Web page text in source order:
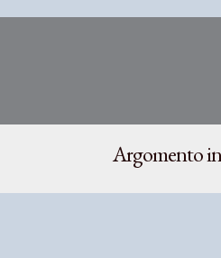
i
Argomento